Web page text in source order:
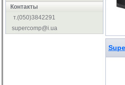
Контакты
т.(050)3842291
supercomp@i.ua